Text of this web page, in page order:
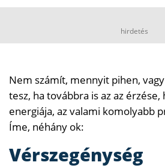
hirdetés
Nem számít, mennyit pihen,
tesz, ha továbbra is az az érzése,
energiája, az valami komolyabb
Íme, néhány ok:
Vérszegénység